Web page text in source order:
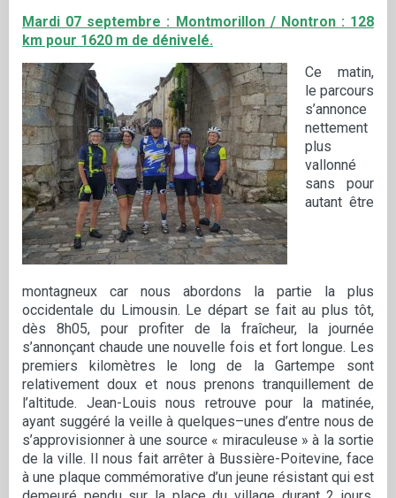
Mardi 07 septembre : Montmorillon / Nontron : 128
km pour 1620 m de dénivelé.
Ce matin,
le parcours
s’annonce
nettement
plus
vallonné
sans pour
autant être
montagneux car nous abordons la partie la plus
occidentale du Limousin. Le départ se fait au plus tôt,
dès 8h05, pour profiter de la fraîcheur, la journée
s’annonçant chaude une nouvelle fois et fort longue. Les
premiers kilomètres le long de la Gartempe sont
relativement doux et nous prenons tranquillement de
l’altitude. Jean-Louis nous retrouve pour la matinée,
ayant suggéré la veille à quelques–unes d’entre nous de
s’approvisionner à une source « miraculeuse » à la sortie
de la ville. Il nous fait arrêter à Bussière-Poitevine, face
à une plaque commémorative d’un jeune résistant qui est